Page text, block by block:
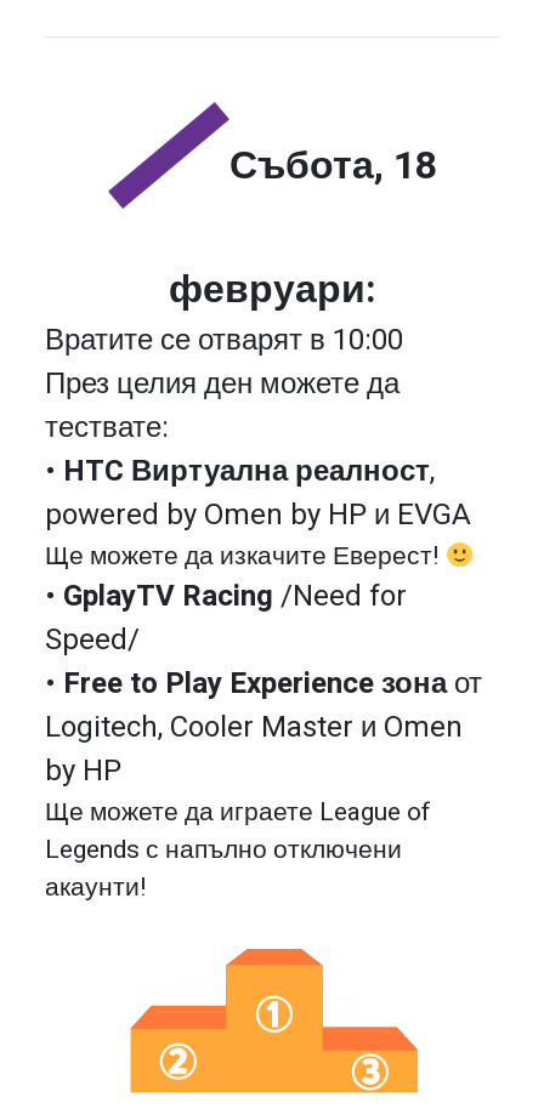
Събота, 18
февруари:
Вратите се отварят в 10:00
През целия ден можете да
тествате:
• HTC Виртуална реалност,
powered by Omen by HP и EVGA
Ще можете да изкачите Еверест!
• GplayTV Racing /Need for
Speed/
• Free to Play Experience зонаот
Logitech, Cooler Master и Omen
by HP
Ще можете да играете League of
Legends с напълно отключени
акаунти!